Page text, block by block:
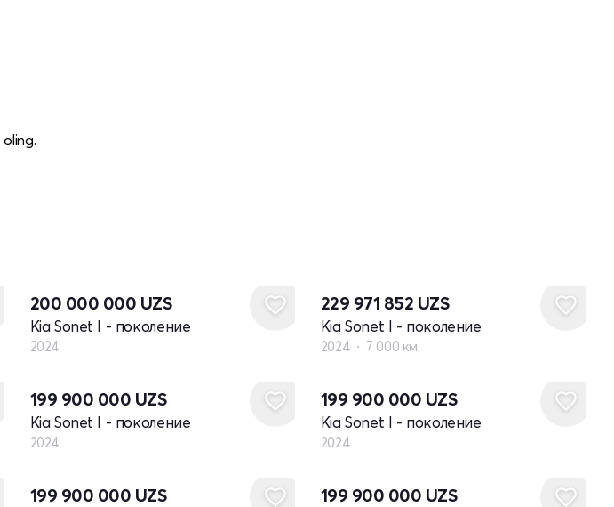
200 000 000 UZS
Kia Sonet I - поколение
2024
229 971 852 UZS
Kia Sonet I - поколение
2024 7 000 км
199 900 000 UZS
Kia Sonet I - поколение
2024
199 900 000 UZS
Kia Sonet I - поколение
2024
199 900 000 UZS 199 900 000 UZS